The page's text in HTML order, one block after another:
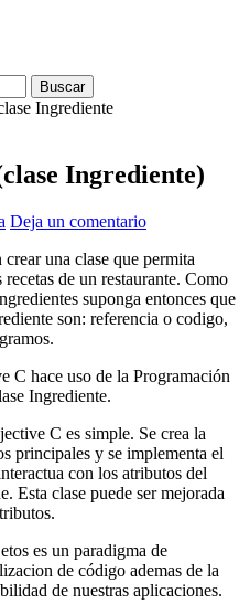
Ingrediente)
Deja un comentario
una clase que permita
de un restaurante. Como
suponga entonces que
son: referencia o codigo,
C hace uso de la Programación
Ingrediente.
C es simple. Se crea la
principales y se implementa el
con los atributos del
Esta clase puede ser mejorada
es un paradigma de
de código ademas de la
de nuestras aplicaciones.